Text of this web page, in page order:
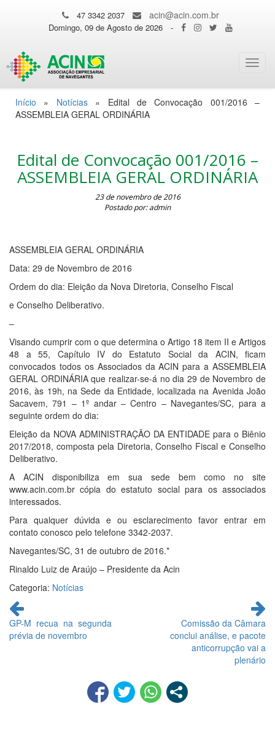
47 3342 2037 acin@acin.com.br
Domingo, 09 de Agosto de 2026 -
Início » Notícias» Edital de Convocação 001/2016 –
ASSEMBLEIA GERAL ORDINÁRIA
Edital de Convocação 001/2016 –
ASSEMBLEIA GERAL ORDINÁRIA
23 de novembro de 2016
Postado por: admin
ASSEMBLEIA GERAL ORDINÁRIA
Data: 29 de Novembro de 2016
Ordem do dia: Eleição da Nova Diretoria, Conselho Fiscal
e Conselho Deliberativo.
–
Visando cumprir com o que determina o Artigo 18 item II e Artigos
48 a 55, Capítulo IV do Estatuto Social da ACIN, ficam
convocados todos os Associados da ACIN para a ASSEMBLEIA
GERAL ORDINÁRIA que realizar-se-á no dia 29 de Novembro de
2016, às 19h, na Sede da Entidade, localizada na Avenida João
Sacavem, 791 – 1º andar – Centro – Navegantes/SC, para a
seguinte ordem do dia:
Eleição da NOVA ADMINISTRAÇÃO DA ENTIDADE para o Biênio
2017/2018, composta pela Diretoria, Conselho Fiscal e Conselho
Deliberativo.
A ACIN disponibiliza em sua sede bem como no site
www.acin.com.br cópia do estatuto social para os associados
interessados.
Para qualquer dúvida e ou esclarecimento favor entrar em
contato conosco pelo telefone 3342-2037.
Navegantes/SC, 31 de outubro de 2016.*
Rinaldo Luiz de Araújo – Presidente da Acin
Categoria: Notícias
Continue
lendo
GP-M recua na segunda
prévia de novembro
Comissão da Câmara
conclui análise, e pacote
anticorrupção vai a
plenário